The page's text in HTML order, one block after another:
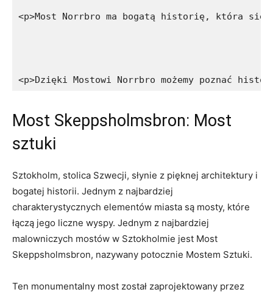
<p>Most Norrbro ma bogatą historię, która
<p>Dzięki Mostowi Norrbro możemy poznać
Most Skeppsholmsbron: Most
sztuki
Sztokholm, stolica Szwecji, słynie⁣ z pięknej architektury i
‍bogatej historii. Jednym z najbardziej
charakterystycznych ⁣elementów miasta są mosty,​ które
łączą jego⁢ liczne wyspy. Jednym z ​najbardziej
malowniczych ⁤mostów w Sztokholmie jest Most
Skeppsholmsbron, nazywany‌ potocznie Mostem​ Sztuki.
Ten monumentalny most został zaprojektowany przez⁢